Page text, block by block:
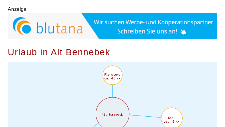
Anzeige
Urlaub in Alt Bennebek